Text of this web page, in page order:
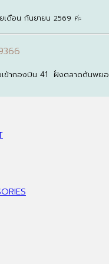
ดือน กันยายน 2569 ค่ะ
ข้ากองบิน 41 ฝั่งตลาดต้นพย